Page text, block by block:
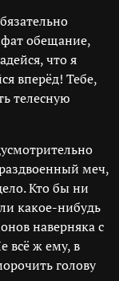
обещание,
что я
вперёд! Тебе,
телесную
меч,
Кто бы ни
какое-нибудь
наверняка с
всё ж ему, в
голову